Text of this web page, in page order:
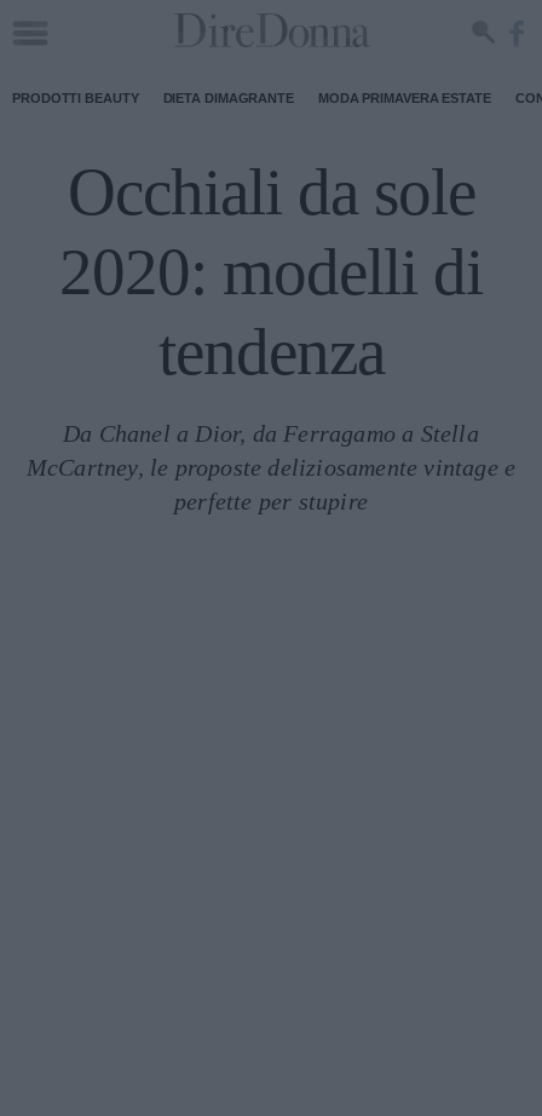
PRODOTTI BEAUTY DIETA DIMAGRANTE MODA PRIMAVERA ESTATE
Occhiali da sole
2020: modelli di
tendenza
Da Chanel a Dior, da Ferragamo a Stella
McCartney, le proposte deliziosamente vintage e
perfette per stupire